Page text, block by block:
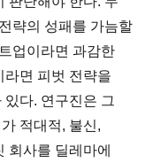
략의 성패를 가늠할
업이라면 과감한
라면 피벗 전략을
다. 연구진은 그
적대적, 불신,
회사를 딜레마에